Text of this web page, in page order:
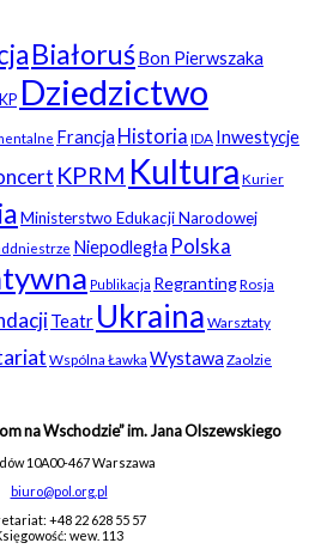
BiałoruśBon Pierwszaka
Dziedzictwo
Francja Historia IDA Inwestycje
KPRM Kultura Kurier
Ministerstwo Edukacji Narodowej
Niepodległa Polska
Publikacja RegrantingRosja
Teatr Ukraina Warsztaty
Wspólna Ławka Wystawa Zaolzie
na Wschodzie” im. Jana Olszewskiego
10A00-467 Warszawa
biuro@pol.org.pl
+48 22 628 55 57
wew. 113